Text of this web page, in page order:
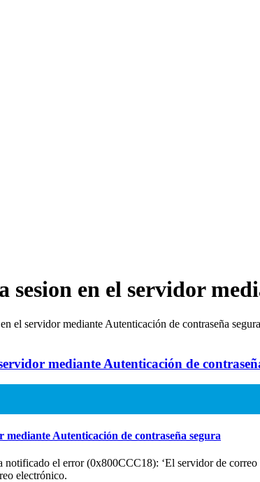
sesion en el servidor
el servidor mediante Autenticación de contraseña segura
mediante Autenticación de
mediante Autenticación de contraseña segura
notificado el error (0x800CCC18): ‘El servidor de
electrónico.